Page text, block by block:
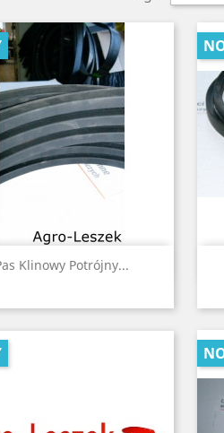
Klinowy Potrójny...
Szybki podgląd